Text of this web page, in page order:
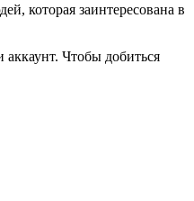
которая заинтересована в
аккаунт. Чтобы добиться